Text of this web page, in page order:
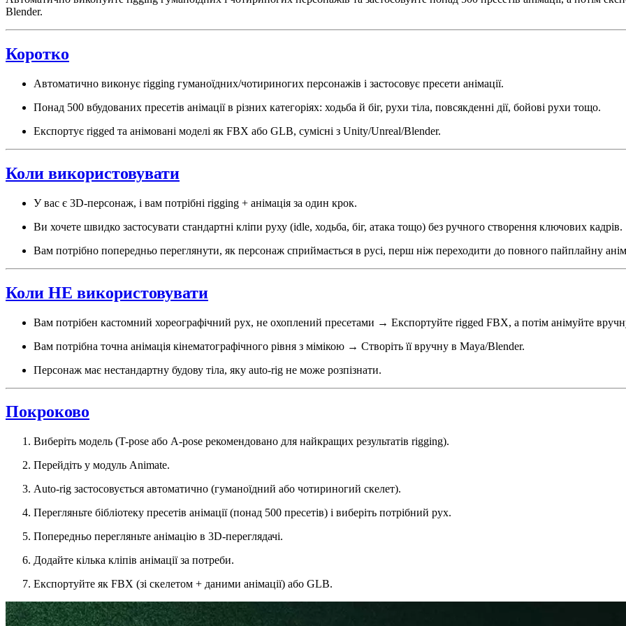
Blender.
Коротко
Автоматично виконує rigging гуманоїдних/чотириногих персонажів і застосовує пресети анімації.
Понад 500 вбудованих пресетів анімації в різних категоріях: ходьба й біг, рухи тіла, повсякденні дії, бойові рухи тощо.
Експортує rigged та анімовані моделі як FBX або GLB, сумісні з Unity/Unreal/Blender.
Коли використовувати
У вас є 3D-персонаж, і вам потрібні rigging + анімація за один крок.
Ви хочете швидко застосувати стандартні кліпи руху (idle, ходьба, біг, атака тощо) без ручного створення ключових кадрів.
Вам потрібно попередньо переглянути, як персонаж сприймається в русі, перш ніж переходити до повного пайплайну
Коли НЕ використовувати
Вам потрібен кастомний хореографічний рух, не охоплений пресетами → Експортуйте rigged FBX, а потім анімуйте
Вам потрібна точна анімація кінематографічного рівня з мімікою → Створіть її вручну в Maya/Blender.
Персонаж має нестандартну будову тіла, яку auto-rig не може розпізнати.
Покроково
Виберіть модель (T-pose або A-pose рекомендовано для найкращих результатів rigging).
Перейдіть у модуль Animate.
Auto-rig застосовується автоматично (гуманоїдний або чотириногий скелет).
Перегляньте бібліотеку пресетів анімації (понад 500 пресетів) і виберіть потрібний рух.
Попередньо перегляньте анімацію в 3D-переглядачі.
Додайте кілька кліпів анімації за потреби.
Експортуйте як FBX (зі скелетом + даними анімації) або GLB.